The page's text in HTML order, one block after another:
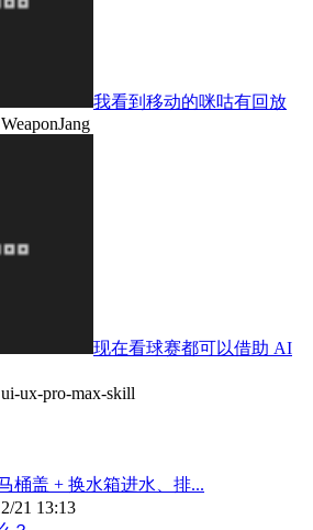
我看到移动的咪咕有回放
WeaponJang
现在看球赛都可以借助 AI
ui-ux-pro-max-skill
桶盖 + 换水箱进水、排...
21 13:13